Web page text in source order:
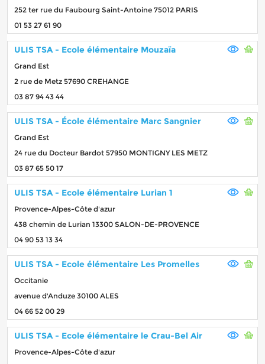
252 ter rue du Faubourg Saint-Antoine 75012 PARIS
01 53 27 61 90
ULIS TSA - Ecole élémentaire Mouzaïa
Grand Est
2 rue de Metz 57690 CREHANGE
03 87 94 43 44
ULIS TSA - École élémentaire Marc Sangnier
Grand Est
24 rue du Docteur Bardot 57950 MONTIGNY LES METZ
03 87 65 50 17
ULIS TSA - Ecole élémentaire Lurian 1
Provence-Alpes-Côte d'azur
438 chemin de Lurian 13300 SALON-DE-PROVENCE
04 90 53 13 34
ULIS TSA - Ecole élémentaire Les Promelles
Occitanie
avenue d'Anduze 30100 ALES
04 66 52 00 29
ULIS TSA - Ecole élémentaire le Crau-Bel Air
Provence-Alpes-Côte d'azur